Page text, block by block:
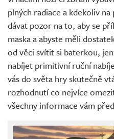
plných radiace a kdekoliv
dávat pozor na to, aby se
maska a abyste měli
od věci svítit si baterkou,
nabíjet primitivní ruční
vás do světa hry skutečně
rozhodnutí co nejvíce
všechny informace vám